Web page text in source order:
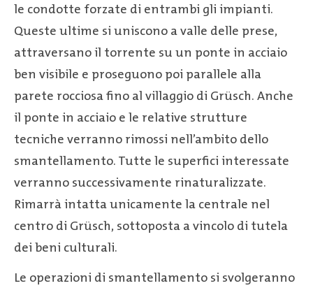
le condotte forzate di entrambi gli impianti.
Queste ultime si uniscono a valle delle prese,
attraversano il torrente su un ponte in acciaio
ben visibile e proseguono poi parallele alla
parete rocciosa fino al villaggio di Grüsch. Anche
il ponte in acciaio e le relative strutture
tecniche verranno rimossi nell’ambito dello
smantellamento. Tutte le superfici interessate
verranno successivamente rinaturalizzate.
Rimarrà intatta unicamente la centrale nel
centro di Grüsch, sottoposta a vincolo di tutela
dei beni culturali.
Le operazioni di smantellamento si svolgeranno